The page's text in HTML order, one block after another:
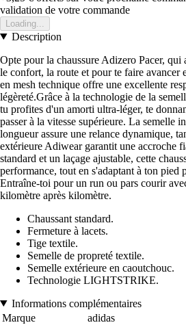
validation de votre commande
Loading...
Description
Opte pour la chaussure Adizero Pacer, qui
le confort, la route et pour te faire avancer
en mesh technique offre une excellente
légèreté.Grâce à la technologie de la
tu profites d'un amorti ultra-léger, te
passer à la vitesse supérieure. La semelle
longueur assure une relance dynamique,
extérieure Adiwear garantit une accroche
standard et un laçage ajustable, cette
performance, tout en s'adaptant à ton pied
Entraîne-toi pour un run ou pars courir
kilomètre après kilomètre.
Chaussant standard.
Fermeture à lacets.
Tige textile.
Semelle de propreté textile.
Semelle extérieure en caoutchouc.
Technologie LIGHTSTRIKE.
Informations complémentaires
Marque
adidas